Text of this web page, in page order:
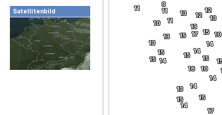
Satellitenbild 11
11
15
11
14
17
15
14
15
12
13
13
13
15
9
17
13
14
13
14
10
12
10
10
15
16
14
14
15
13
15
15